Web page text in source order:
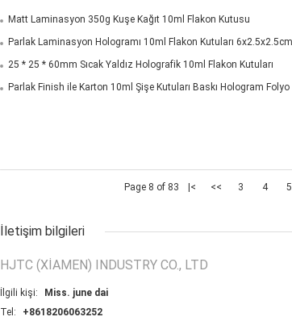
Matt Laminasyon 350g Kuşe Kağıt 10ml Flakon Kutusu
Parlak Laminasyon Hologramı 10ml Flakon Kutuları 6x2.5x2.5cm
25 * 25 * 60mm Sıcak Yaldız Holografik 10ml Flakon Kutuları
Parlak Finish ile Karton 10ml Şişe Kutuları Baskı Hologram Folyo
Page 8 of 83 |< << 3 4 5
İletişim bilgileri
HJTC (XIAMEN) INDUSTRY CO., LTD
İlgili kişi:
Miss. june dai
Tel:
+8618206063252